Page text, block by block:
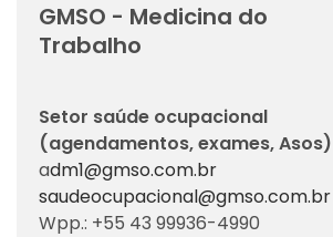
GMSO - Medicina do
Trabalho
Setor saúde ocupacional
(agendamentos, exames, Asos)
adm1@gmso.com.br
saudeocupacional@gmso.com.br
Wpp.: +55 43 99936-4990